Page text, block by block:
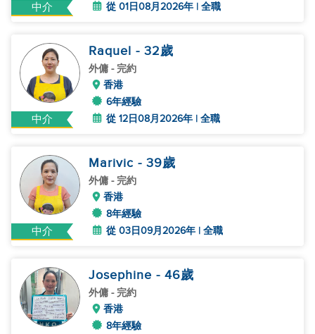
中介
從 01日08月2026年 | 全職
中介
Raquel - 32歲
外傭 - 完約
香港
6年經驗
從 12日08月2026年 | 全職
中介
Marivic - 39歲
外傭 - 完約
香港
8年經驗
從 03日09月2026年 | 全職
Josephine - 46歲
外傭 - 完約
香港
8年經驗